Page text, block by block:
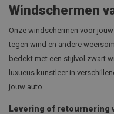
Windschermen
Onze windschermen voor
tegen wind en andere
bedekt met een stijlvol zwart
luxueus kunstleer in
jouw auto.
Levering of retournering